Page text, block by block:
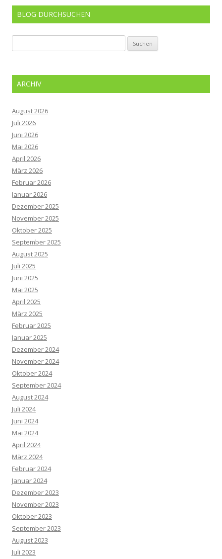
BLOG DURCHSUCHEN
nach:
ARCHIV
August 2026
Juli 2026
Juni 2026
Mai 2026
April 2026
März 2026
Februar 2026
Januar 2026
Dezember 2025
November 2025
Oktober 2025
September 2025
August 2025
Juli 2025
Juni 2025
Mai 2025
April 2025
März 2025
Februar 2025
Januar 2025
Dezember 2024
November 2024
Oktober 2024
September 2024
August 2024
Juli 2024
Juni 2024
Mai 2024
April 2024
März 2024
Februar 2024
Januar 2024
Dezember 2023
November 2023
Oktober 2023
September 2023
August 2023
Juli 2023